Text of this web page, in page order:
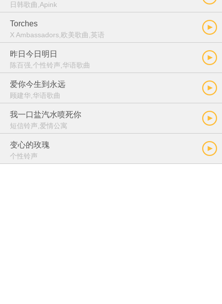
日韩歌曲,Apink
Torches
X Ambassadors,欧美歌曲,英语
昨日今日明日
陈百强,个性铃声,华语歌曲
爱你今生到永远
顾建华,华语歌曲
我一口盐汽水喷死你
短信铃声,爱情公寓
变心的玫瑰
个性铃声